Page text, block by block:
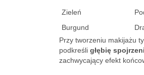
Zieleń
Burgund
Przy tworzeniu makijażu
podkreśli głębię
zachwycający efekt